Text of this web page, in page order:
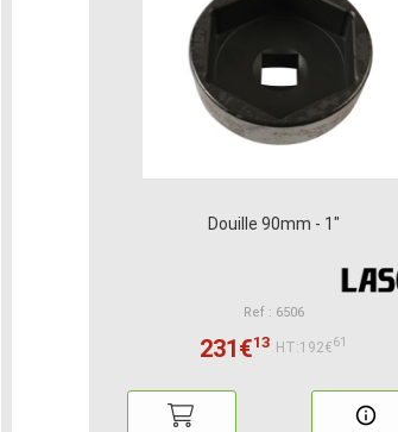
Douille 90mm - 1"
Ref : 6506
231€13 HT:192€61